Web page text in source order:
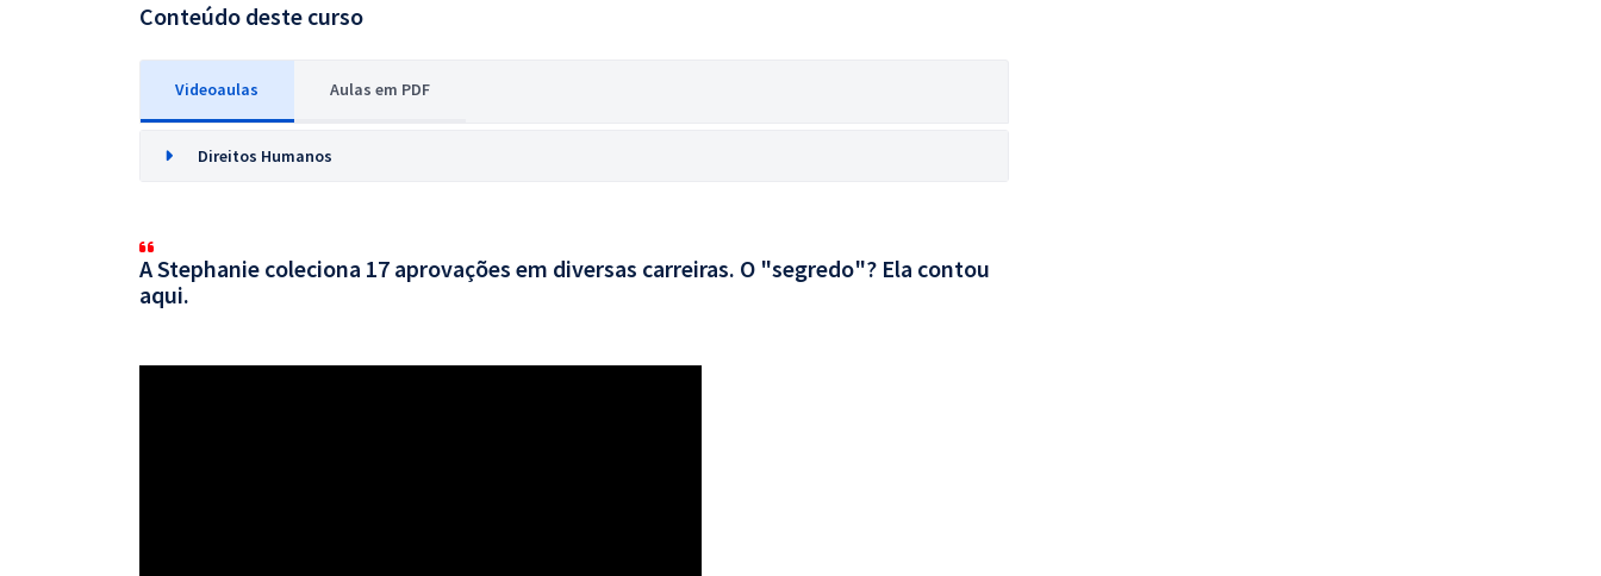
Conteúdo deste curso
Videoaulas Aulas em PDF
Direitos Humanos
A Stephanie coleciona 17 aprovações em diversas carreiras. O "segredo"? Ela contou
aqui.